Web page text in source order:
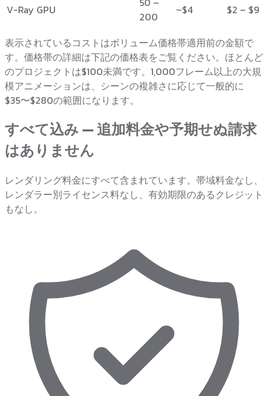
V-Ray GPU
200
~$4 $2 – $9
表示されているコストはボリューム価格帯適用前の金額で
す。価格帯の詳細は下記の価格表をご覧ください。ほとんど
のプロジェクトは$100未満です。1,000フレーム以上の大規
模アニメーションは、シーンの複雑さに応じて一般的に
$35〜$280の範囲になります。
すべて込み — 追加料金や予期せぬ請求
はありません
レンダリング料金にすべて含まれています。帯域料金なし、
レンダラー別ライセンス料なし、有効期限のあるクレジット
もなし。